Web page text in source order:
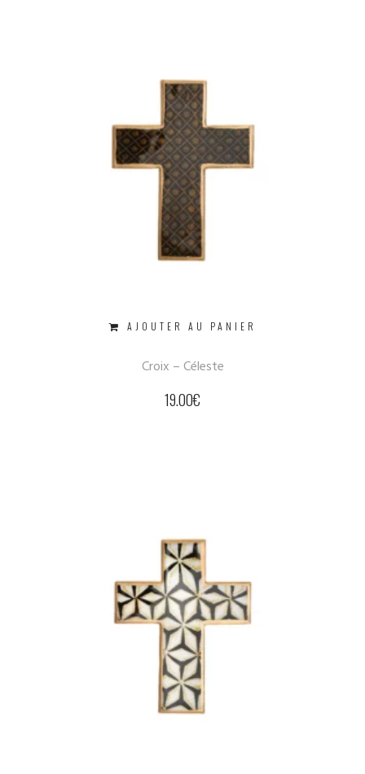
AJOUTER AU PANIER
Croix – Céleste
19.00€